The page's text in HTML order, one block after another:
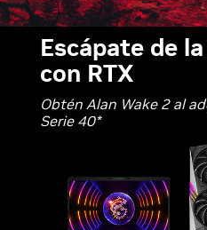
Escápate de
con RTX
Obtén Alan Wake 2 al
Serie 40*